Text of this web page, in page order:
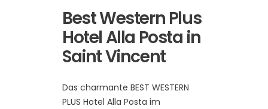
Best Western Plus
Hotel Alla Posta in
Saint Vincent
Das charmante BEST WESTERN
PLUS Hotel Alla Posta im